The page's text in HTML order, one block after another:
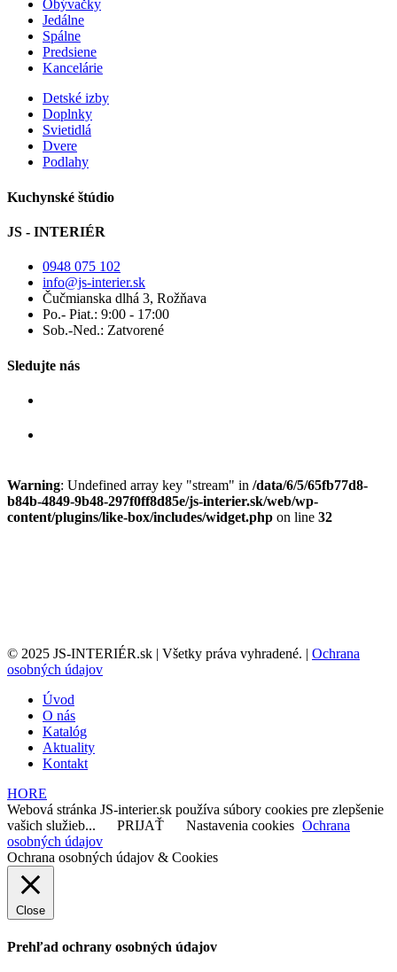
Obývačky
Jedálne
Spálne
Predsiene
Kancelárie
Detské izby
Doplnky
Svietidlá
Dvere
Podlahy
Kuchynské štúdio
JS - INTERIÉR
0948 075 102
info@js-interier.sk
Čučmianska dlhá 3, Rožňava
Po.- Piat.: 9:00 - 17:00
Sob.-Ned.: Zatvorené
Sledujte nás
Warning: Undefined array key "stream" in /data/6/5/65fb77d8-
b84b-4849-9b48-297f0ff8d85e/js-interier.sk/web/wp-
content/plugins/like-box/includes/widget.php on line 32
© 2025 JS-INTERIÉR.sk | Všetky práva vyhradené. | Ochrana
osobných údajov
Úvod
O nás
Katalóg
Aktuality
Kontakt
HORE
Webová stránka JS-interier.sk používa súbory cookies pre zlepšenie
vašich služieb...
PRIJAŤ Nastavenia cookies Ochrana
osobných údajov
Ochrana osobných údajov & Cookies
Close
Prehľad ochrany osobných údajov